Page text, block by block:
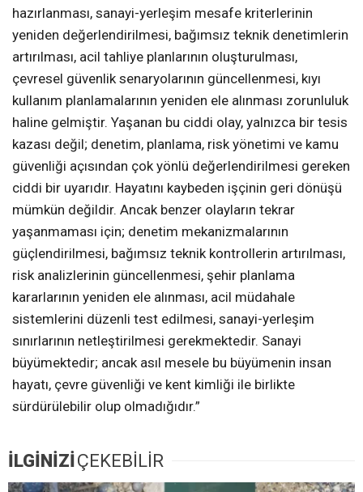
hazırlanması, sanayi-yerleşim mesafe kriterlerinin
yeniden değerlendirilmesi, bağımsız teknik denetimlerin
artırılması, acil tahliye planlarının oluşturulması,
çevresel güvenlik senaryolarının güncellenmesi, kıyı
kullanım planlamalarının yeniden ele alınması zorunluluk
haline gelmiştir. Yaşanan bu ciddi olay, yalnızca bir tesis
kazası değil; denetim, planlama, risk yönetimi ve kamu
güvenliği açısından çok yönlü değerlendirilmesi gereken
ciddi bir uyarıdır. Hayatını kaybeden işçinin geri dönüşü
mümkün değildir. Ancak benzer olayların tekrar
yaşanmaması için; denetim mekanizmalarının
güçlendirilmesi, bağımsız teknik kontrollerin artırılması,
risk analizlerinin güncellenmesi, şehir planlama
kararlarının yeniden ele alınması, acil müdahale
sistemlerini düzenli test edilmesi, sanayi-yerleşim
sınırlarının netleştirilmesi gerekmektedir. Sanayi
büyümektedir; ancak asıl mesele bu büyümenin insan
hayatı, çevre güvenliği ve kent kimliği ile birlikte
sürdürülebilir olup olmadığıdır.”
İLGİNİZİÇEKEBİLİR